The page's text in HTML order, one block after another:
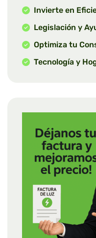
Invierte en
Legislación y
Optimiza tu
Tecnología y